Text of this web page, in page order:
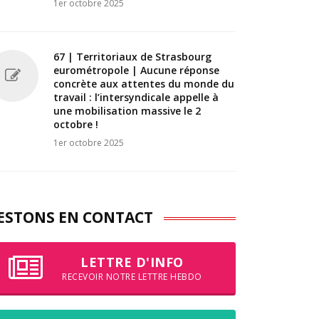
1er octobre 2025
67 | Territoriaux de Strasbourg
eurométropole | Aucune réponse
concrète aux attentes du monde du
travail : l’intersyndicale appelle à
une mobilisation massive le 2
octobre !
1er octobre 2025
EN CONTACT
LETTRE D'INFO
RECEVOIR NOTRE LETTRE HEBDO